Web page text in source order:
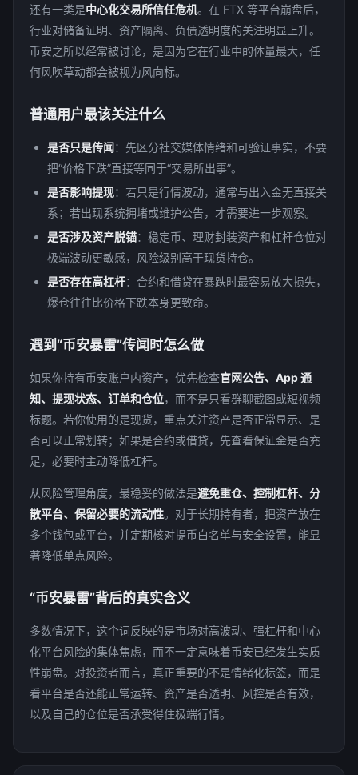
还有一类是中心化交易所信任危机。在 FTX 等平台崩盘后，
行业对储备证明、资产隔离、负债透明度的关注明显上升。
币安之所以经常被讨论，是因为它在行业中的体量最大，任
何风吹草动都会被视为风向标。
普通用户最该关注什么
是否只是传闻：先区分社交媒体情绪和可验证事实，不要
把“价格下跌”直接等同于“交易所出事”。
是否影响提现：若只是行情波动，通常与出入金无直接关
系；若出现系统拥堵或维护公告，才需要进一步观察。
是否涉及资产脱锚：稳定币、理财封装资产和杠杆仓位对
极端波动更敏感，风险级别高于现货持仓。
是否存在高杠杆：合约和借贷在暴跌时最容易放大损失，
爆仓往往比价格下跌本身更致命。
遇到“币安暴雷”传闻时怎么做
如果你持有币安账户内资产，优先检查官网公告、App 通
知、提现状态、订单和仓位，而不是只看群聊截图或短视频
标题。若你使用的是现货，重点关注资产是否正常显示、是
否可以正常划转；如果是合约或借贷，先查看保证金是否充
足，必要时主动降低杠杆。
从风险管理角度，最稳妥的做法是避免重仓、控制杠杆、分
散平台、保留必要的流动性。对于长期持有者，把资产放在
多个钱包或平台，并定期核对提币白名单与安全设置，能显
著降低单点风险。
“币安暴雷”背后的真实含义
多数情况下，这个词反映的是市场对高波动、强杠杆和中心
化平台风险的集体焦虑，而不一定意味着币安已经发生实质
性崩盘。对投资者而言，真正重要的不是情绪化标签，而是
看平台是否还能正常运转、资产是否透明、风控是否有效，
以及自己的仓位是否承受得住极端行情。